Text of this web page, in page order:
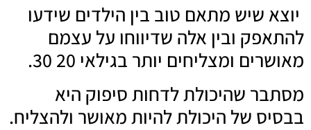
יוצא שיש מתאם טוב בין הילדים שידעו
להתאפק ובין אלה שדיווחו על עצמם
מאושרים ומצליחים יותר בגילאי 20 30.
מסתבר שהיכולת לדחות סיפוק היא
בבסיס של היכולת להיות מאושר ולהצליח.